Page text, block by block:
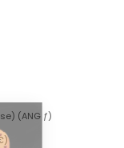
(ANG ƒ)